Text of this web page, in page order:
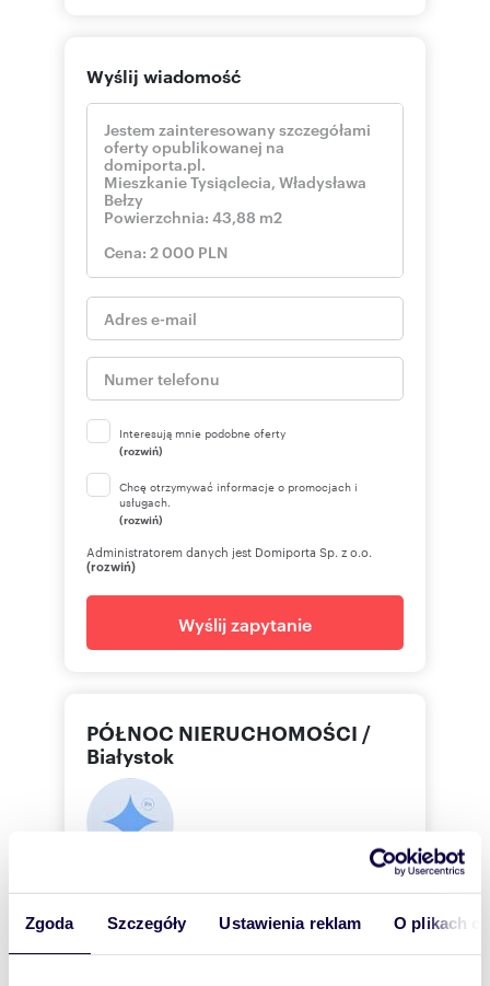
Zgoda Szczegóły Ustawienia reklam O plikach
Wyślij wiadomość
Interesują mnie podobne oferty
(rozwiń)
Chcę otrzymywać informacje o promocjach i
usługach.
(rozwiń)
Administratorem danych jest Domiporta Sp. z o.o.
(rozwiń)
Wyślij zapytanie
PÓŁNOC NIERUCHOMOŚCI /
Białystok
PÓŁNOC NIERUCHOMOŚCI / Białystok